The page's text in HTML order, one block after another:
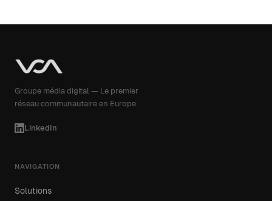
Groupe média digital — Le premier
réseau communautaire en Europe.
LinkedIn
NAVIGATION
Solutions